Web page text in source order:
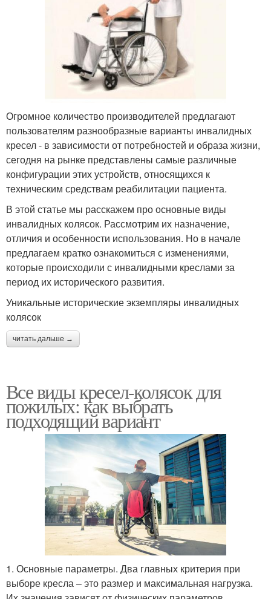
Огромное количество производителей предлагают
пользователям разнообразные варианты инвалидных
кресел - в зависимости от потребностей и образа жизни,
сегодня на рынке представлены самые различные
конфигурации этих устройств, относящихся к
техническим средствам реабилитации пациента.
В этой статье мы расскажем про основные виды
инвалидных колясок. Рассмотрим их назначение,
отличия и особенности использования. Но в начале
предлагаем кратко ознакомиться с изменениями,
которые происходили с инвалидными креслами за
период их исторического развития.
Уникальные исторические экземпляры инвалидных
колясок
читать дальше →
Все виды кресел-колясок для
пожилых: как выбрать
подходящий вариант
1. Основные параметры. Два главных критерия при
выборе кресла – это размер и максимальная нагрузка.